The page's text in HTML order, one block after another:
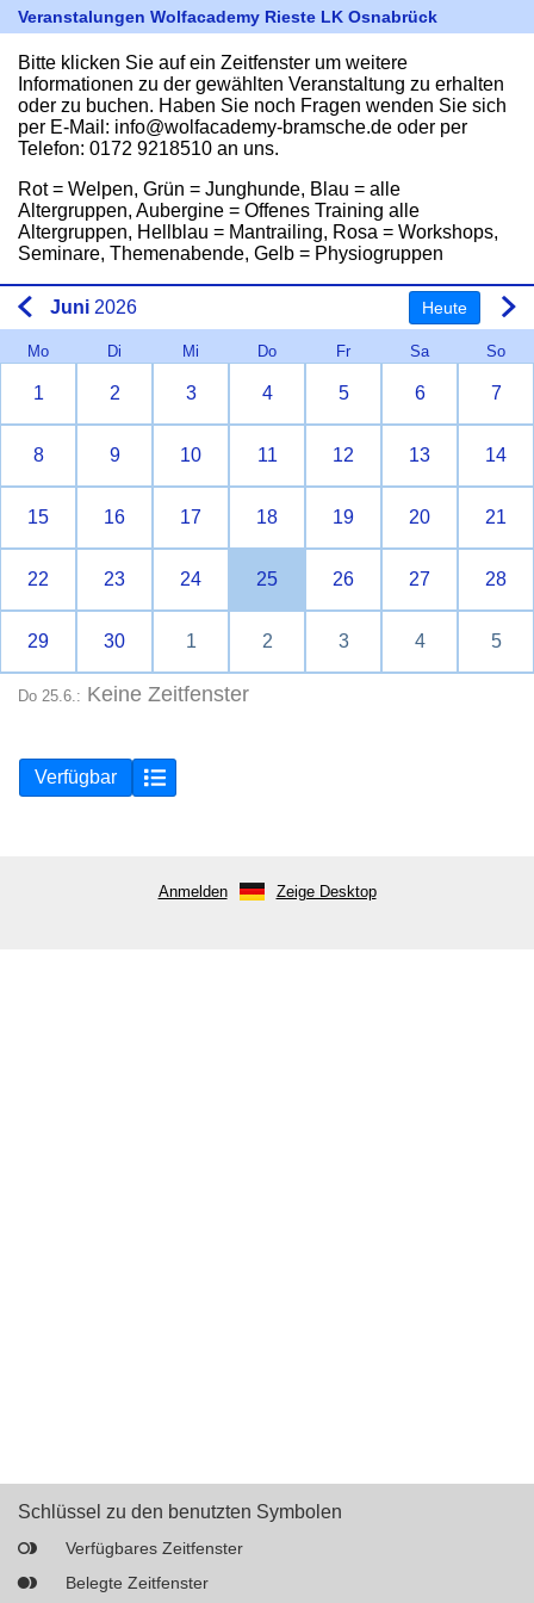
Veranstalungen Wolfacademy Rieste LK Osnabrück
Bitte klicken Sie auf ein Zeitfenster um weitere
Informationen zu der gewählten Veranstaltung zu erhalten
oder zu buchen. Haben Sie noch Fragen wenden Sie sich
per E-Mail: info@wolfacademy-bramsche.de oder per
Telefon: 0172 9218510 an uns.
Rot = Welpen, Grün = Junghunde, Blau = alle
Altergruppen, Aubergine = Offenes Training alle
Altergruppen, Hellblau = Mantrailing, Rosa = Workshops,
Seminare, Themenabende, Gelb = Physiogruppen
Juni 2026 Heute
Mo Di Mi Do Fr Sa So
1 2 3 4 5 6 7
8 9 10 11 12 13 14
15 16 17 18 19 20 21
22 23 24 25 26 27 28
29 30 1 2 3 4 5
Do 25.6.: Keine Zeitfenster
Verfügbar
Anmelden Zeige Desktop
Schlüssel zu den benutzten Symbolen
Verfügbares Zeitfenster
Belegte Zeitfenster